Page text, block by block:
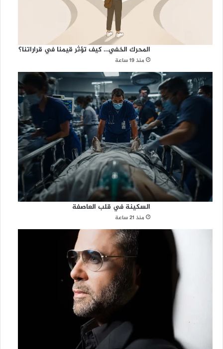
المحرك الخفي… كيف تؤثر قيمنا في قراراتنا؟
منذ 19 ساعة
السكينة في قلب العاصفة
منذ 21 ساعة